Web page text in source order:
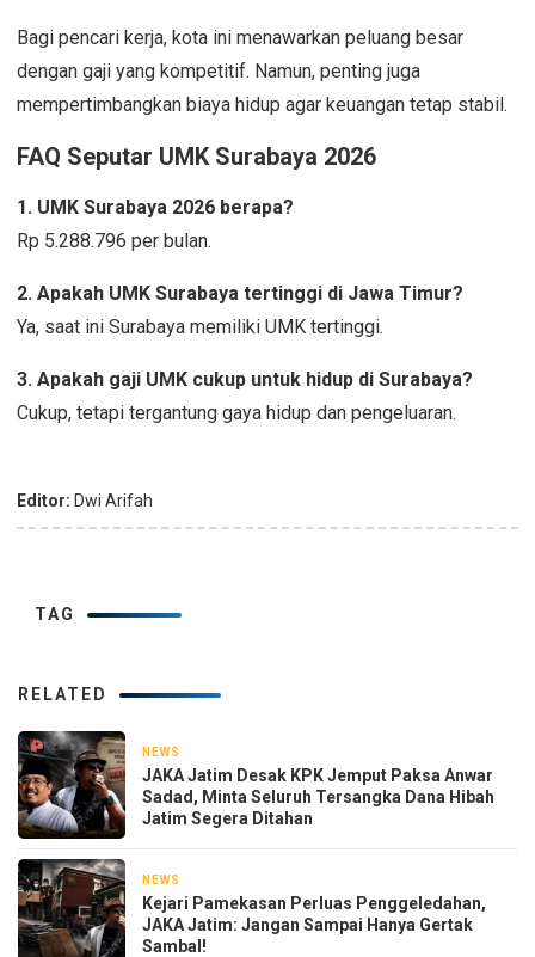
Bagi pencari kerja, kota ini menawarkan peluang besar
dengan gaji yang kompetitif. Namun, penting juga
mempertimbangkan biaya hidup agar keuangan tetap stabil.
FAQ Seputar UMK Surabaya 2026
1. UMK Surabaya 2026 berapa?
Rp 5.288.796 per bulan.
2. Apakah UMK Surabaya tertinggi di Jawa Timur?
Ya, saat ini Surabaya memiliki UMK tertinggi.
3. Apakah gaji UMK cukup untuk hidup di Surabaya?
Cukup, tetapi tergantung gaya hidup dan pengeluaran.
Editor: Dwi Arifah
TAG
RELATED
NEWS
JAKA Jatim Desak KPK Jemput Paksa Anwar
Sadad, Minta Seluruh Tersangka Dana Hibah
Jatim Segera Ditahan
NEWS
Kejari Pamekasan Perluas Penggeledahan,
JAKA Jatim: Jangan Sampai Hanya Gertak
Sambal!